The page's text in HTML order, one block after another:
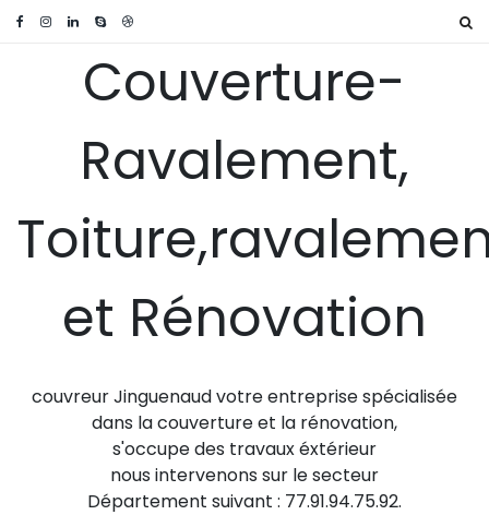
Couverture-
Ravalement,
et Rénovation
couvreur Jinguenaud votre entreprise spécialisée
dans la couverture et la rénovation,
s'occupe des travaux éxtérieur
nous intervenons sur le secteur
Département suivant : 77.91.94.75.92.